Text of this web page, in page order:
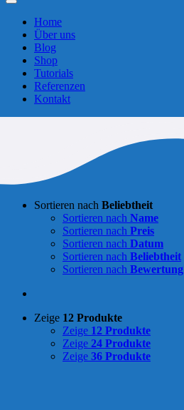
Toggle
NavigationHome
Über uns
Blog
Shop
Tutorials
Referenzen
Kontakt
Sortieren nach Beliebtheit
Sortieren nach Name
Sortieren nach Preis
Sortieren nach Datum
Sortieren nach Beliebtheit
Sortieren nach Bewertung
Zeige 12 Produkte
Zeige 12 Produkte
Zeige 24 Produkte
Zeige 36 Produkte